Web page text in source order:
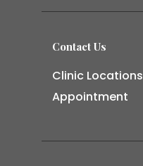
Contact Us
Clinic Locations
Appointment